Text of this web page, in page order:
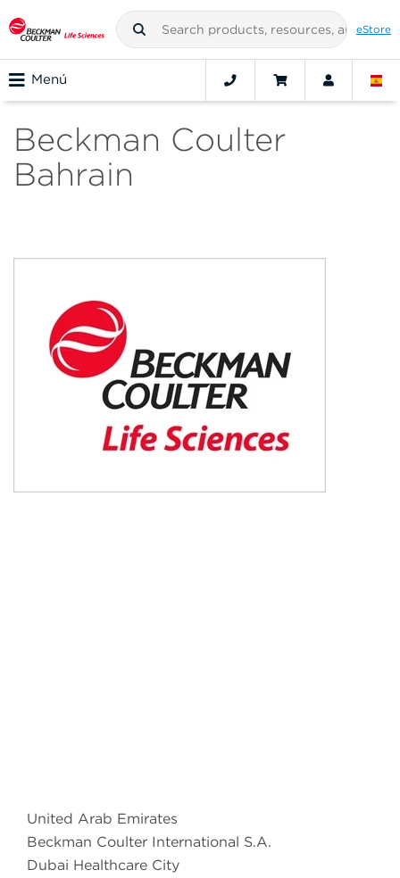
eStore
Menú
Beckman Coulter
Bahrain
United Arab Emirates
Beckman Coulter International S.A.
Dubai Healthcare City